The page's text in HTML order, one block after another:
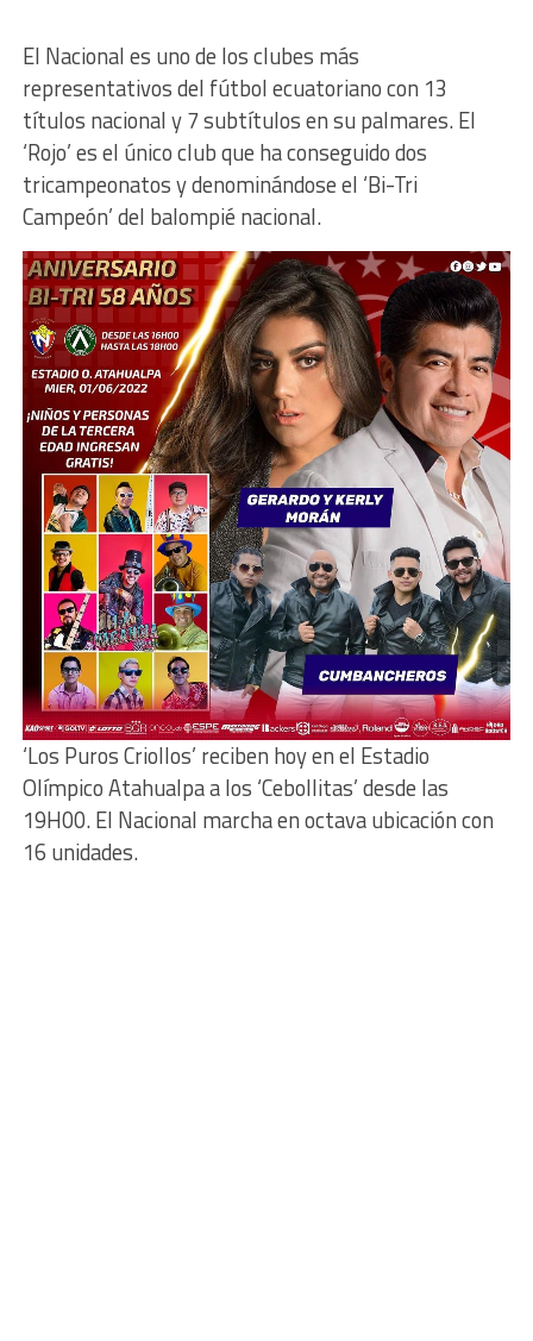
El Nacional es uno de los clubes más
representativos del fútbol ecuatoriano con 13
títulos nacional y 7 subtítulos en su palmares. El
‘Rojo’ es el único club que ha conseguido dos
tricampeonatos y denominándose el ‘Bi-Tri
Campeón’ del balompié nacional.
‘Los Puros Criollos’ reciben hoy en el Estadio
Olímpico Atahualpa a los ‘Cebollitas’ desde las
19H00. El Nacional marcha en octava ubicación con
16 unidades.